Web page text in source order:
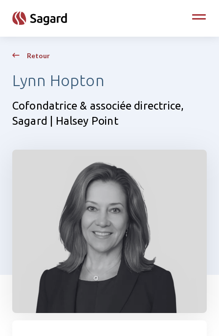
Toggle
Retour
Lynn Hopton
Cofondatrice & associée directrice,
Sagard | Halsey Point